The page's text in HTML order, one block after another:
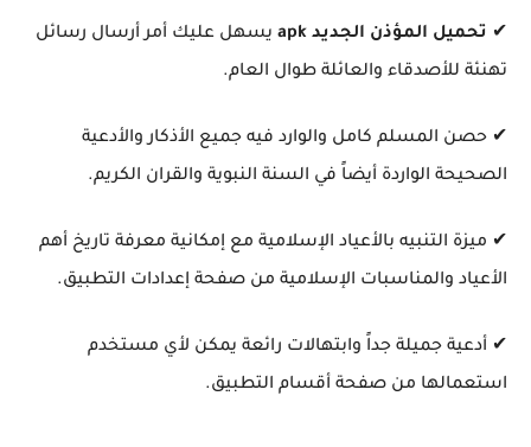
✔ تحميل المؤذن الجديد apk
يسهل عليك أمر أرسال رسائل
تهنئة للأصدقاء والعائلة طوال العام.
✔ حصن المسلم كامل والوارد فيه جميع الأذكار والأدعية
الصحيحة الواردة أيضاً في السنة النبوية والقران الكريم.
✔ ميزة التنبيه بالأعياد الإسلامية مع إمكانية معرفة تاريخ أهم
الأعياد والمناسبات الإسلامية من صفحة إعدادات التطبيق.
✔ أدعية جميلة جداً وابتهالات رائعة يمكن لأي مستخدم
استعمالها من صفحة أقسام التطبيق.